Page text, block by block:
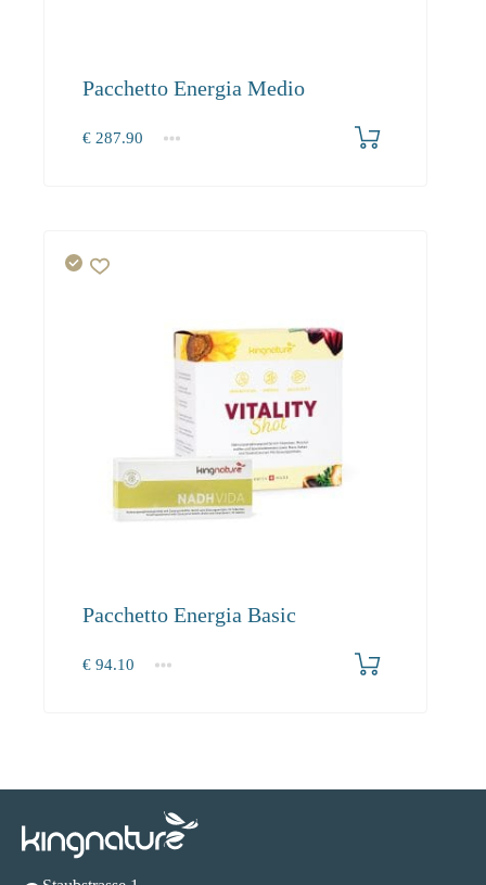
Pacchetto Energia Medio
€ 287.90
1+
Pacchetto Energia Basic
€ 94.10
1+